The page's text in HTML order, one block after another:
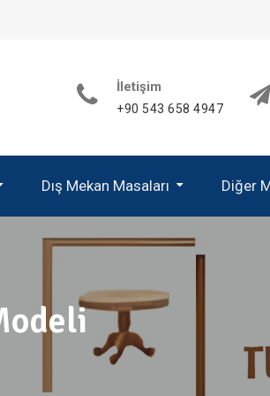
İletişim
+90 543 658 4947
Dış Mekan Masaları Diğer